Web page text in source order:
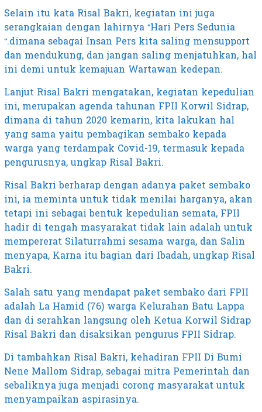
Selain itu kata Risal Bakri, kegiatan ini juga
serangkaian dengan lahirnya “Hari Pers Sedunia
“.dimana sebagai Insan Pers kita saling mensupport
dan mendukung, dan jangan saling menjatuhkan, hal
ini demi untuk kemajuan Wartawan kedepan.
Lanjut Risal Bakri mengatakan, kegiatan kepedulian
ini, merupakan agenda tahunan FPII Korwil Sidrap,
dimana di tahun 2020 kemarin, kita lakukan hal
yang sama yaitu pembagikan sembako kepada
warga yang terdampak Covid-19, termasuk kepada
pengurusnya, ungkap Risal Bakri.
Risal Bakri berharap dengan adanya paket sembako
ini, ia meminta untuk tidak menilai harganya, akan
tetapi ini sebagai bentuk kepedulian semata, FPII
hadir di tengah masyarakat tidak lain adalah untuk
mempererat Silaturrahmi sesama warga, dan Salin
menyapa, Karna itu bagian dari Ibadah, ungkap Risal
Bakri.
Salah satu yang mendapat paket sembako dari FPII
adalah La Hamid (76) warga Kelurahan Batu Lappa
dan di serahkan langsung oleh Ketua Korwil Sidrap
Risal Bakri dan disaksikan pengurus FPII Sidrap.
Di tambahkan Risal Bakri, kehadiran FPII Di Bumi
Nene Mallom Sidrap, sebagai mitra Pemerintah dan
sebaliknya juga menjadi corong masyarakat untuk
menyampaikan aspirasinya.